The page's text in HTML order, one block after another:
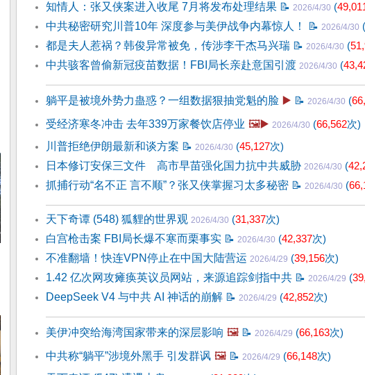
知情人：张又侠案进入收尾 7月将发布处理结果 📝 2026/4/30 (
中共秘密研究川普10年 深度参与美伊战争内幕惊人！ 📝 2026/4/30 (
都是夫人惹祸？韩俊异常被免，传涉李干杰马兴瑞 📝 2026/4/30 (
中共骇客曾偷新冠疫苗数据！FBI局长亲赴意国引渡 2026/4/30 (
躺平是被境外势力蛊惑？一组数据狠抽党魁的脸 ▶️ 📝 2026/4/30 (
受经济寒冬冲击 去年339万家餐饮店停业 🖼️▶️ 2026/4/30 (66,562次)
川普拒绝伊朗最新和谈方案 📝 2026/4/30 (45,127次)
日本修订安保三文件 高市早苗强化国力抗中共威胁 2026/4/30 (
抓捕行动“名不正 言不顺”？张又侠掌握习太多秘密 📝 2026/4/30 (
天下奇谭 (548) 狐貍的世界观 2026/4/30 (31,337次)
白宫枪击案 FBI局长爆不寒而栗事实 📝 2026/4/30 (42,337次)
不准翻墙！快连VPN停止在中国大陆营运 2026/4/29 (39,156次)
1.42 亿次网攻瘫痪英议员网站，来源追踪剑指中共 📝 2026/4/29 (
DeepSeek V4 与中共 AI 神话的崩解 📝 2026/4/29 (42,852次)
美伊冲突给海湾国家带来的深层影响 🖼️ 📝 2026/4/29 (66,163次)
中共称“躺平”涉境外黑手 引发群讽 🖼️ 📝 2026/4/29 (66,148次)